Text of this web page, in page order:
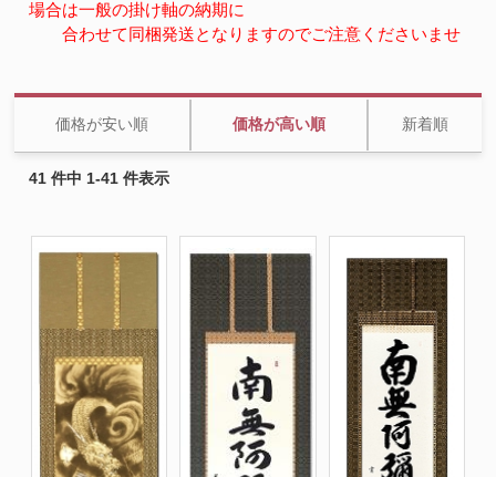
場合は一般の掛け軸の納期に
合わせて同梱発送となりますのでご注意くださいませ
価格が安い順 価格が高い順 新着順
41 件中 1-41 件表示